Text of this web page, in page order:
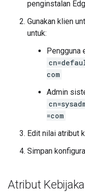
penginstalan
Gunakan klien
untuk:
Pengguna
com
Admin
=com
Edit nilai atribut
Simpan
Atribut